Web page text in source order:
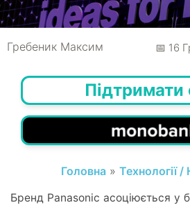
Гребеник Максим 📅 16
Підтримати
Головна » Технології
Бренд Panasonic асоціюється у